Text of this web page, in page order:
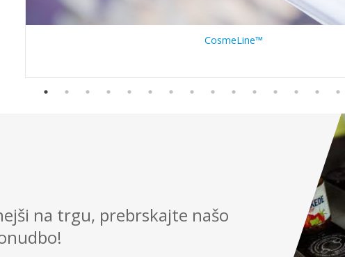
CosmeLine™
na trgu, prebrskajte našo